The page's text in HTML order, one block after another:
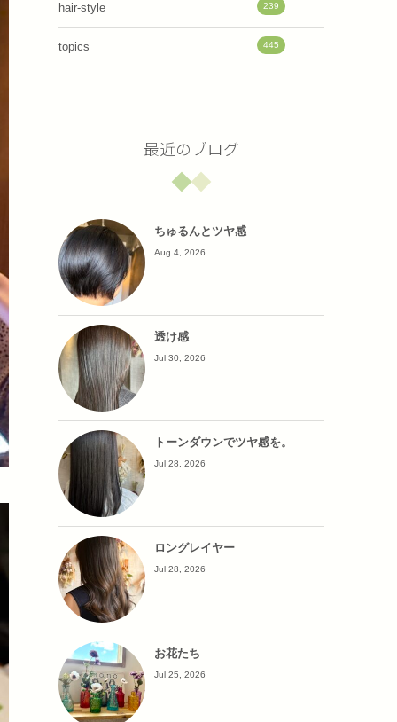
hair-style 239
topics 445
最近のブログ
ちゅるんとツヤ感
Aug 4, 2026
透け感
Jul 30, 2026
トーンダウンでツヤ感を。
Jul 28, 2026
ロングレイヤー
Jul 28, 2026
お花たち
Jul 25, 2026